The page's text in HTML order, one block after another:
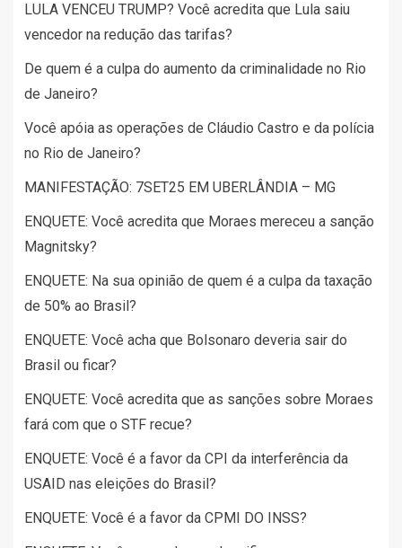
LULA VENCEU TRUMP? Você acredita que Lula saiu
vencedor na redução das tarifas?
De quem é a culpa do aumento da criminalidade no Rio
de Janeiro?
Você apóia as operações de Cláudio Castro e da polícia
no Rio de Janeiro?
MANIFESTAÇÃO: 7SET25 EM UBERLÂNDIA – MG
ENQUETE: Você acredita que Moraes mereceu a sanção
Magnitsky?
ENQUETE: Na sua opinião de quem é a culpa da taxação
de 50% ao Brasil?
ENQUETE: Você acha que Bolsonaro deveria sair do
Brasil ou ficar?
ENQUETE: Você acredita que as sanções sobre Moraes
fará com que o STF recue?
ENQUETE: Você é a favor da CPI da interferência da
USAID nas eleições do Brasil?
ENQUETE: Você é a favor da CPMI DO INSS?